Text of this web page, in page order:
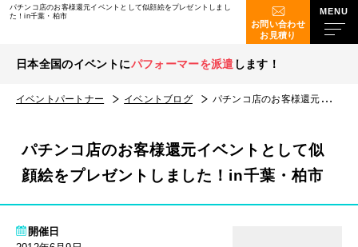
パチンコ店のお客様還元イベントとして似顔絵をプレゼントしまし
た！in千葉・柏市
お問い合わせ
お見積り
日本全国のイベントにパフォーマーを派遣 します！
イベントパートナー イベントブログ パチンコ店のお客様還元イベントとして似顔絵をプレゼントしました！in千葉・柏市
パチンコ店のお客様還元イベントとして似
顔絵をプレゼントしました！in千葉・柏市
開催日